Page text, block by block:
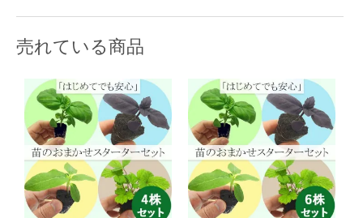
売れている商品